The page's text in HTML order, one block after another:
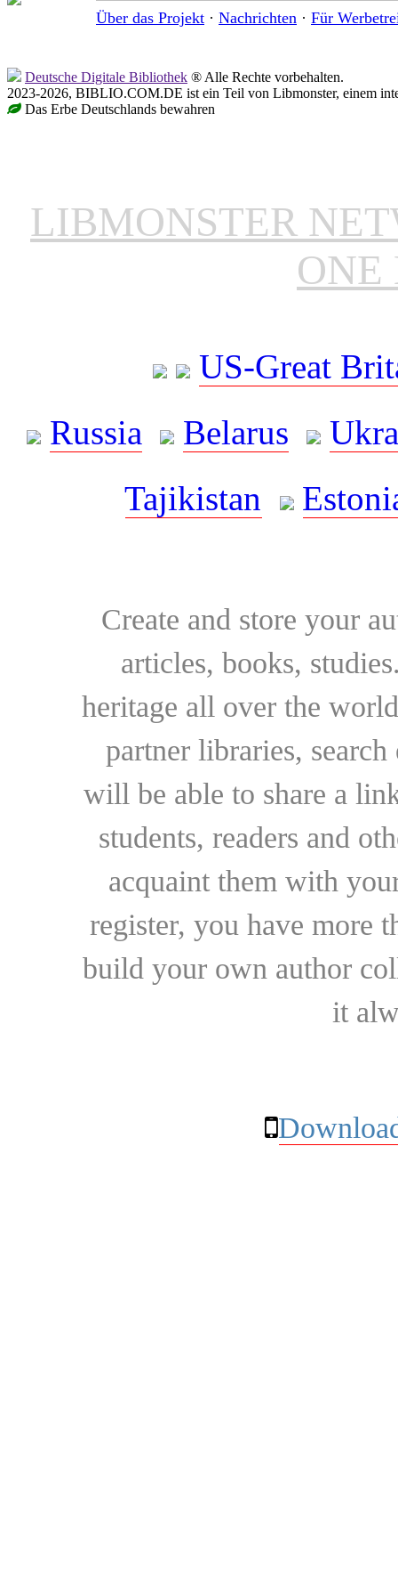
Über das Projekt · Nachrichten · Für
Deutsche Digitale Bibliothek ® Alle Rechte vorbehalten.
2023-2026, BIBLIO.COM.DE ist ein Teil von Libmonster, einem
Das Erbe Deutschlands bewahren
LIBMONSTER
ONE
US-Great
Russia
Belarus
Tajikistan
Create and store your
articles, books,
heritage all over the
partner libraries,
will be able to share a
students, readers and
acquaint them with
register, you have more
build your own author
it